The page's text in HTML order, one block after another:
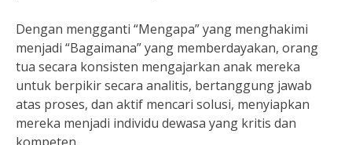
Dengan mengganti “Mengapa” yang menghakimi
menjadi “Bagaimana” yang memberdayakan, orang
tua secara konsisten mengajarkan anak mereka
untuk berpikir secara analitis, bertanggung jawab
atas proses, dan aktif mencari solusi, menyiapkan
mereka menjadi individu dewasa yang kritis dan
kompeten.